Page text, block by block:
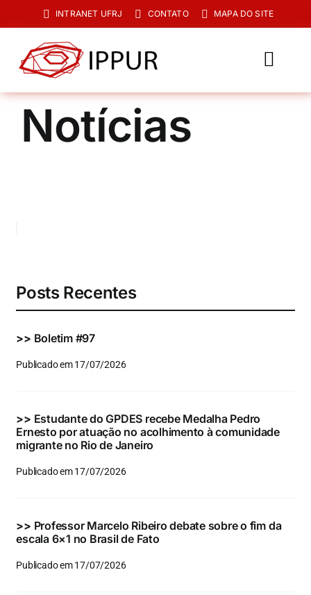
para
conteúdo
INTRANET UFRJ CONTATO MAPA DO SITE
O IPPUR
Graduação
Eventos e Certificados
para:
Notícias
Posts Recentes
>> Boletim #97
Publicado em 17/07/2026
>> Estudante do GPDES recebe Medalha Pedro
Ernesto por atuação no acolhimento à comunidade
migrante no Rio de Janeiro
Publicado em 17/07/2026
>> Professor Marcelo Ribeiro debate sobre o fim da
escala 6×1 no Brasil de Fato
Publicado em 17/07/2026